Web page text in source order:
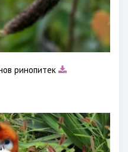
ринопитек